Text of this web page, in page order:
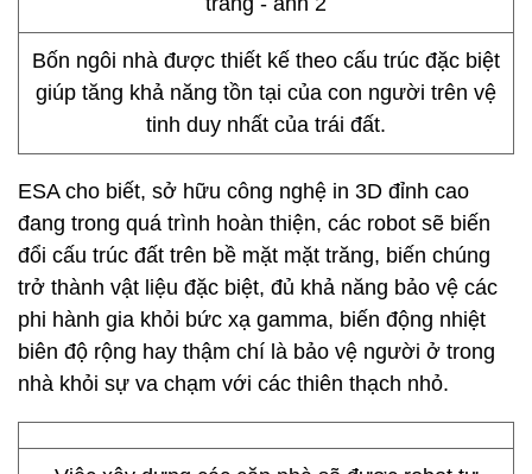
Bốn ngôi nhà được thiết kế theo cấu trúc đặc biệt
giúp tăng khả năng tồn tại của con người trên vệ
tinh duy nhất của trái đất.
ESA cho biết, sở hữu công nghệ in 3D đỉnh cao
đang trong quá trình hoàn thiện, các robot sẽ biến
đổi cấu trúc đất trên bề mặt mặt trăng, biến chúng
trở thành vật liệu đặc biệt, đủ khả năng bảo vệ các
phi hành gia khỏi bức xạ gamma, biến động nhiệt
biên độ rộng hay thậm chí là bảo vệ người ở trong
nhà khỏi sự va chạm với các thiên thạch nhỏ.